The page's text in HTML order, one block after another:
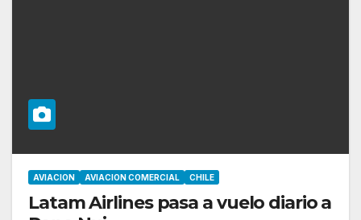
AVIACION AVIACION COMERCIAL CHILE
Latam Airlines pasa a vuelo diario a